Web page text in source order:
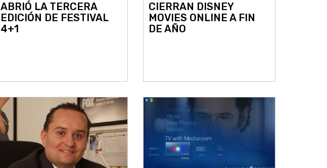
ABRIÓ LA TERCERA
EDICIÓN DE FESTIVAL
4+1
CIERRAN DISNEY
MOVIES ONLINE A FIN
DE AÑO